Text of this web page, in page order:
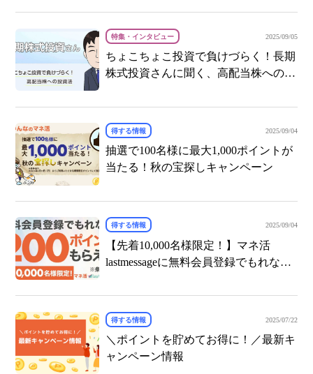
の見直し術
特集・インタビュー 2025/09/05
ちょこちょこ投資で負けづらく！長期
株式投資さんに聞く、高配当株への投
得する情報 2025/09/04
抽選で100名様に最大1,000ポイントが
当たる！秋の宝探しキャンペーン
得する情報 2025/09/04
【先着10,000名様限定！】マネ活
lastmessageに無料会員登録でもれなく
得する情報 2025/07/22
＼ポイントを貯めてお得に！／最新キ
ャンペーン情報